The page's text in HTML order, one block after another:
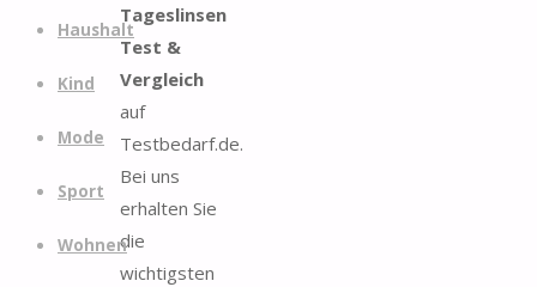
Haushalt
Kind
Mode
Sport
Wohnen
Tageslinsen
Test &
Vergleich
auf
Testbedarf.de.
Bei uns
erhalten Sie
die
wichtigsten